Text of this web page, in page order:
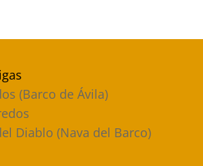
(Barco de Ávila)
Diablo (Nava del Barco)